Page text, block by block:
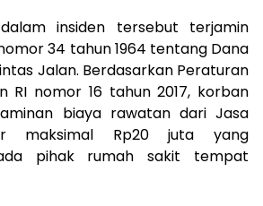
insiden tersebut terjamin
34 tahun 1964 tentang Dana
Jalan. Berdasarkan Peraturan
RI nomor 16 tahun 2017, korban
biaya rawatan dari Jasa
maksimal Rp20 juta yang
pihak rumah sakit tempat